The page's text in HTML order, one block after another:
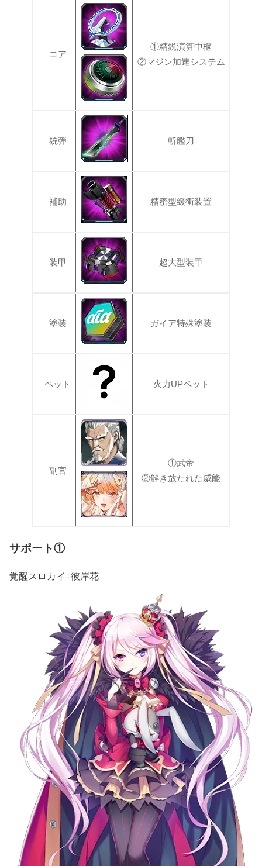
コア
①精鋭演算中枢
②マジン加速システム
銃弾 斬艦刀
補助 精密型緩衝装置
装甲 超大型装甲
塗装 ガイア特殊塗装
ペット 火力UPペット
副官
①武帝
②解き放たれた威能
サポート①
覚醒スロカイ+彼岸花